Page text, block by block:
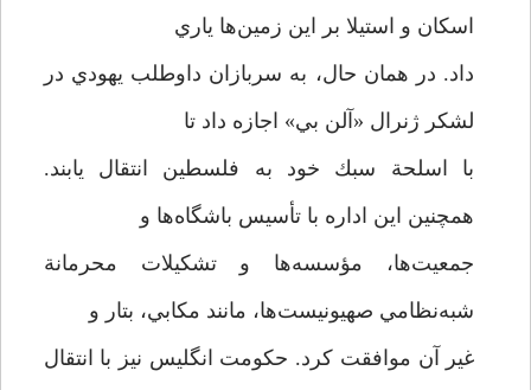
اسكان و استيلا بر اين زمين‌ها ياري
داد. در همان حال، به سربازان داوطلب يهودي در
لشكر ژنرال «آلن بي» اجازه داد تا
با اسلحة سبك خود به فلسطين انتقال يابند.
همچنين اين اداره با تأسيس باشگاه‌ها و
جمعيت‌ها، مؤسسه‌ها و تشكيلات محرمانة
شبه‌نظامي صهيونيست‌ها، مانند مكابي، بتار و
غير آن موافقت كرد. حكومت انگليس نيز با انتقال